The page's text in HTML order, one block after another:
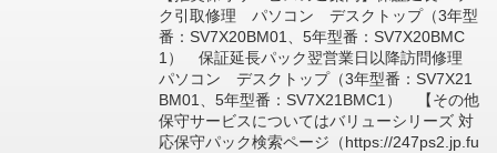
ク引取修理 パソコン デスクトップ（3年型
番：SV7X20BM01、5年型番：SV7X20BMC
1） 保証延長パック翌営業日以降訪問修理
パソコン デスクトップ（3年型番：SV7X21
BM01、5年型番：SV7X21BMC1） 【その他
保守サービスについてはバリューシリーズ 対
応保守パック検索ページ（https://247ps2.jp.fu